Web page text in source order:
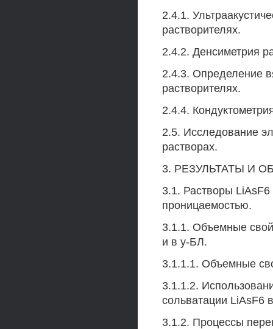
2.4.1.
растворителях.
2.4.2. Денсиметрия
2.4.3. Определение
растворителях.
2.4.4.
2.5. Исследование
растворах.
3. РЕЗУЛЬТАТЫ И
3.1. Растворы LiAsF6
проницаемостью.
3.1.1. Объемные
и в у-БЛ.
3.1.1.1. Объемные
3.1.1.2.
сольватации LiAsF6
3.1.2. Процессы